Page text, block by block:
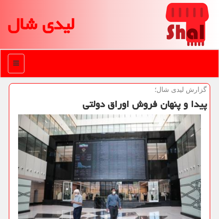
لیدی شال
منو
گزارش لیدی شال؛
پیدا و پنهان فروش اوراق دولتی